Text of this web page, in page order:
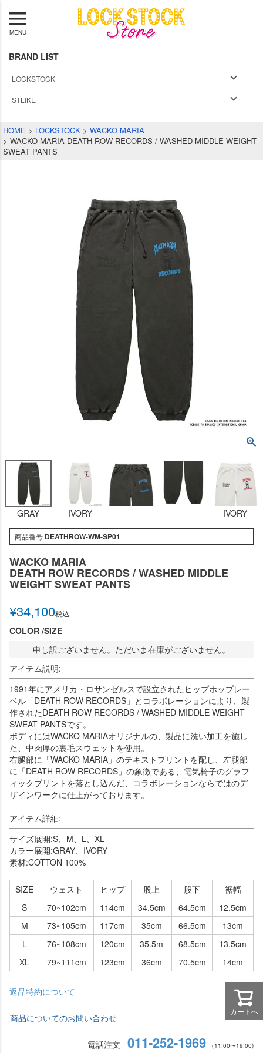
MENU
BRAND LIST
LOCKSTOCK
STLIKE
HOME LOCKSTOCK
WACKO MARIA
WACKO MARIA DEATH ROW RECORDS / WASHED MIDDLE WEIGHT
SWEAT PANTS
GRAY IVORY IVORY
商品番号 DEATHROW-WM-SP01
WACKO MARIA
DEATH ROW RECORDS / WASHED MIDDLE
WEIGHT SWEAT PANTS
¥34,100税込
COLOR SIZE
申し訳ございません。ただいま在庫がございません。
アイテム説明:
1991年にアメリカ・ロサンゼルスで設立されたヒップホップレー
ベル「DEATH ROW RECORDS」とコラボレーションにより、製
作されたDEATH ROW RECORDS / WASHED MIDDLE WEIGHT
SWEAT PANTSです。
ボディにはWACKO MARIAオリジナルの、製品に洗い加工を施し
た、中肉厚の裏毛スウェットを使用。
右腿部に「WACKO MARIA」のテキストプリントを配し、左腿部
に「DEATH ROW RECORDS」の象徴である、電気椅子のグラフ
ィックプリントを落とし込んだ、コラボレーションならではのデ
ザインワークに仕上がっております。
アイテム詳細:
サイズ展開:S、M、L、XL
カラー展開:GRAY、IVORY
素材:COTTON 100%
SIZE ウェスト ヒップ 股上 股下
裾幅
S
70~102cm 114cm 34.5cm 64.5cm
12.5cm
M
73~105cm 117cm 35cm 66.5cm
13cm
L
76~108cm 120cm 35.5m 68.5cm
13.5cm
XL
79~111cm 123cm 36cm 70.5cm 14cm
返品特約について
商品についてのお問い合わせ
電話注文 011-252-1969 （11:00〜19:00)
カートへ